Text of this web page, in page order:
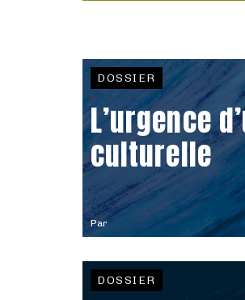
Par
DOSSIER
L’urgence
culturelle
DOSSIER